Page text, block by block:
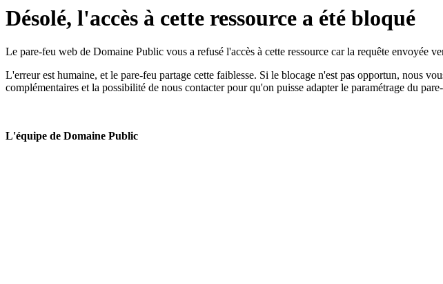
Désolé, l'accès à cette ressource a été bloqué
Le pare-feu web de Domaine Public vous a refusé l'accès à cette ressource car la requête envoyée
L'erreur est humaine, et le pare-feu partage cette faiblesse. Si le blocage n'est pas opportun, nous
complémentaires et la possibilité de nous contacter pour qu'on puisse adapter le paramétrage du
L'équipe de Domaine Public